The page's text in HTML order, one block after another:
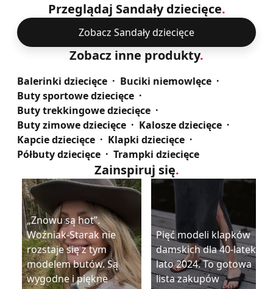
Przeglądaj Sandały dziecięce.
Zobacz Sandały dziecięce
Zobacz inne produkty.
Balerinki dziecięce
Buciki niemowlęce
Buty sportowe dziecięce
Buty trekkingowe dziecięce
Buty zimowe dziecięce
Kalosze dziecięce
Kapcie dziecięce
Klapki dziecięce
Półbuty dziecięce
Trampki dziecięce
Zainspiruj się.
„Znowu są hot”.
Woźniak-Starak nie
rozstaje się z tym
modelem butów. Są
wygodne i piękne
Pięć modeli klapków
damskich dla 40-latek na
lato 2024. To gotowa
lista zakupów